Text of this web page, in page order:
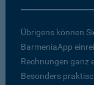
Übrigens können
BarmeniaApp
Rechnungen ganz
Besonders